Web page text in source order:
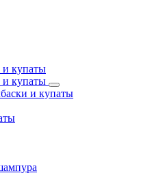
купаты
купаты
и купаты